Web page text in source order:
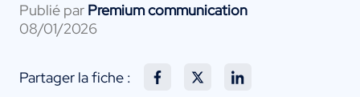
Publié par Premium communication
08/01/2026
Partager la fiche :